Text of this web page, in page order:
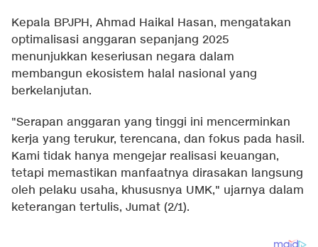
Kepala BPJPH, Ahmad Haikal Hasan, mengatakan
optimalisasi anggaran sepanjang 2025
menunjukkan keseriusan negara dalam
membangun ekosistem halal nasional yang
berkelanjutan.
"Serapan anggaran yang tinggi ini mencerminkan
kerja yang terukur, terencana, dan fokus pada hasil.
Kami tidak hanya mengejar realisasi keuangan,
tetapi memastikan manfaatnya dirasakan langsung
oleh pelaku usaha, khususnya UMK," ujarnya dalam
keterangan tertulis, Jumat (2/1).